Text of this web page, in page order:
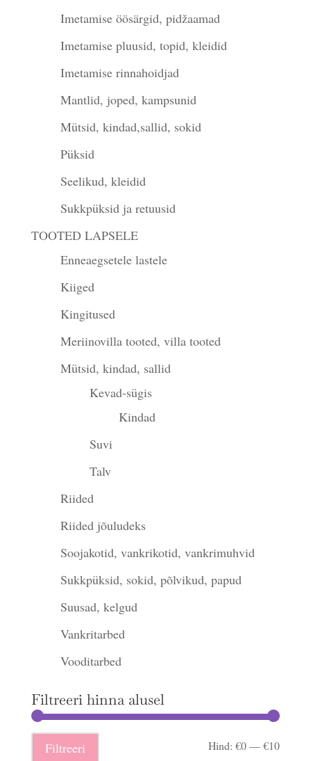
Imetamise öösärgid, pidžaamad
Imetamise pluusid, topid, kleidid
Imetamise rinnahoidjad
Mantlid, joped, kampsunid
Mütsid, kindad,sallid, sokid
Püksid
Seelikud, kleidid
Sukkpüksid ja retuusid
TOOTED LAPSELE
Enneaegsetele lastele
Kiiged
Kingitused
Meriinovilla tooted, villa tooted
Mütsid, kindad, sallid
Kevad-sügis
Kindad
Suvi
Talv
Riided
Riided jõuludeks
Soojakotid, vankrikotid, vankrimuhvid
Sukkpüksid, sokid, põlvikud, papud
Suusad, kelgud
Vankritarbed
Vooditarbed
Filtreeri hinna alusel
Filtreeri Hind:€0—€10